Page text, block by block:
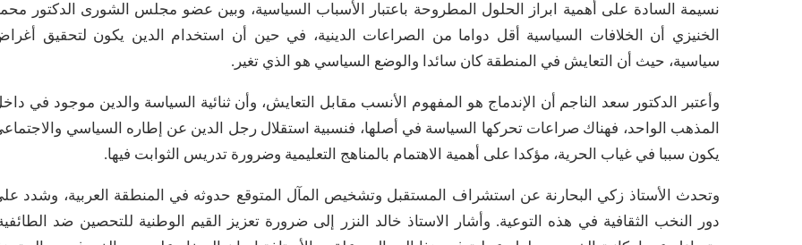
نسيمة السادة على أهمية ابراز الحلول المطروحة باعتبار الأسباب السياسية، وبين عضو مجلس الشورى الدكتور
الخنيزي أن الخلافات السياسية أقل دواما من الصراعات الدينية، في حين أن استخدام الدين يكون لتحقيق
سياسية، حيث أن التعايش في المنطقة كان سائدا والوضع السياسي هو الذي تغير.
وأعتبر الدكتور سعد الناجم أن الإندماج هو المفهوم الأنسب مقابل التعايش، وأن ثنائية السياسة والدين موجود في
المذهب الواحد، فهناك صراعات تحركها السياسة في أصلها، فنسبية استقلال رجل الدين عن إطاره السياسي
يكون سببا في غياب الحرية، مؤكدا على أهمية الاهتمام بالمناهج التعليمية وضرورة تدريس الثوابت فيها.
وتحدث الأستاذ زكي البحارنة عن استشراف المستقبل وتشخيص المآل المتوقع حدوثه في المنطقة العربية، وشدد
دور النخب الثقافية في هذه التوعية. وأشار الاستاذ خالد النزر إلى ضرورة تعزيز القيم الوطنية للتحصين ضد